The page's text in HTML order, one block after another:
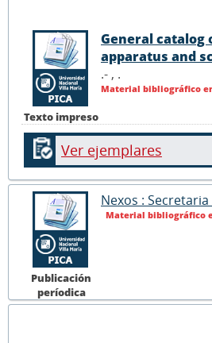
Texto impreso
General catalog
apparatus and
.- , .
Material bibliográfico
Ver ejemplares
Publicación
períodica
Nexos :
Material bibliográfico